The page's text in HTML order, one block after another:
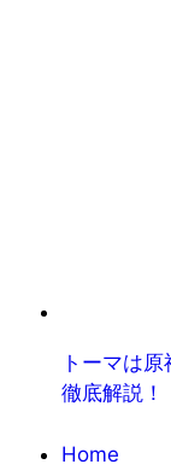
トーマは
徹底解説！
Home